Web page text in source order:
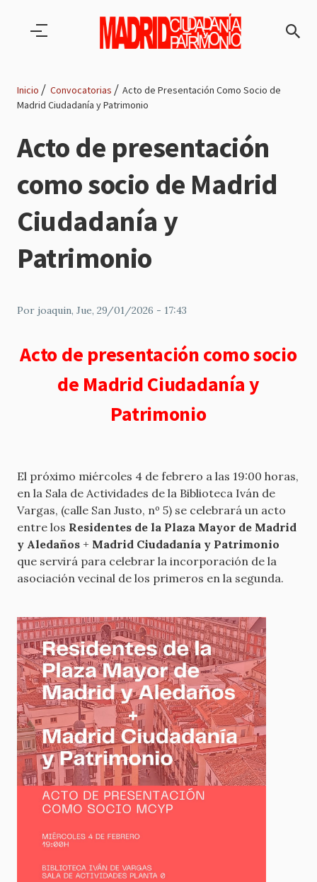
de
navegación
Inicio Convocatorias
Acto de Presentación Como Socio de
Madrid Ciudadanía y Patrimonio
Acto de presentación
como socio de Madrid
Ciudadanía y
Patrimonio
Por joaquin, Jue, 29/01/2026 - 17:43
Acto de presentación como socio
de Madrid Ciudadanía y
Patrimonio
El próximo miércoles 4 de febrero a las 19:00 horas,
en la Sala de Actividades de la Biblioteca Iván de
Vargas, (calle San Justo, nº 5) se celebrará un acto
entre los Residentes de la Plaza Mayor de Madrid
y Aledaños + Madrid Ciudadanía y Patrimonio
que servirá para celebrar la incorporación de la
asociación vecinal de los primeros en la segunda.